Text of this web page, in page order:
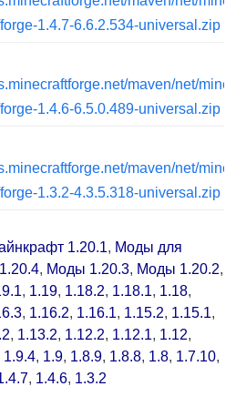
1.4.7-6.6.2.534-universal.zip
maven/net/
1.4.6-6.5.0.489-universal.zip
maven/net/
1.3.2-4.3.5.318-universal.zip
1.20.1, Моды для
, Моды 1.20.3, Моды 1.20.2,
, 1.19, 1.18.2, 1.18.1, 1.18,
, 1.16.2, 1.16.1, 1.15.2, 1.15.1,
, 1.13.2, 1.12.2, 1.12.1, 1.12,
1.9.4, 1.9, 1.8.9, 1.8.8, 1.8, 1.7.10,
, 1.4.6, 1.3.2